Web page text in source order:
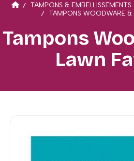
TAMPONS & EMBELLISSEMENTS
TAMPONS WOODWARE &
Tampons
Lawn